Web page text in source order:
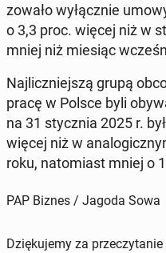
zowało wyłącznie
o 3,3 proc. więcej niż w
mniej niż miesiąc
Na­jliczniejszą grupą
pracę w Polsce byli
na 31 sty­cz­nia 2025 r.
więcej niż w
roku, nato­mi­ast mniej o
PAP Biznes / Jagoda Sowa
Dziękujemy za